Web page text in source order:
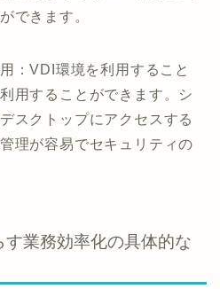
できます。
：VDI環境を利用すること
用することができます。シ
スクトップにアクセスする
理が容易でセキュリティの
業務効率化の具体的な